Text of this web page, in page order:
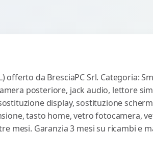
offerto da BresciaPC Srl. Categoria:
posteriore, jack audio, lettore
display, sostituzione
tasto home, vetro fotocamera,
mesi. Garanzia 3 mesi su ricambi e